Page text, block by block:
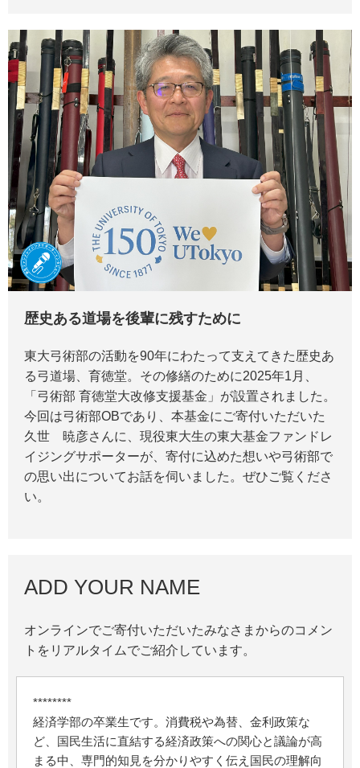
歴史ある道場を後輩に残すために
東大弓術部の活動を90年にわたって支えてきた歴史あ
る弓道場、育徳堂。その修繕のために2025年1月、
「弓術部 育徳堂大改修支援基金」が設置されました。
今回は弓術部OBであり、本基金にご寄付いただいた
久世 暁彦さんに、現役東大生の東大基金ファンドレ
イジングサポーターが、寄付に込めた想いや弓術部で
の思い出についてお話を伺いました。ぜひご覧くださ
い。
ADD YOUR NAME
オンラインでご寄付いただいたみなさまからのコメン
トをリアルタイムでご紹介しています。
********
経済学部の卒業生です。消費税や為替、金利政策な
ど、国民生活に直結する経済政策への関心と議論が高
まる中、専門的知見を分かりやすく伝え国民の理解向